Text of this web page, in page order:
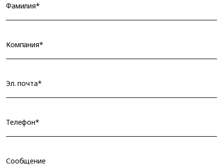
Фамилия*
Компания*
Эл. почта*
Телефон*
Сообщение